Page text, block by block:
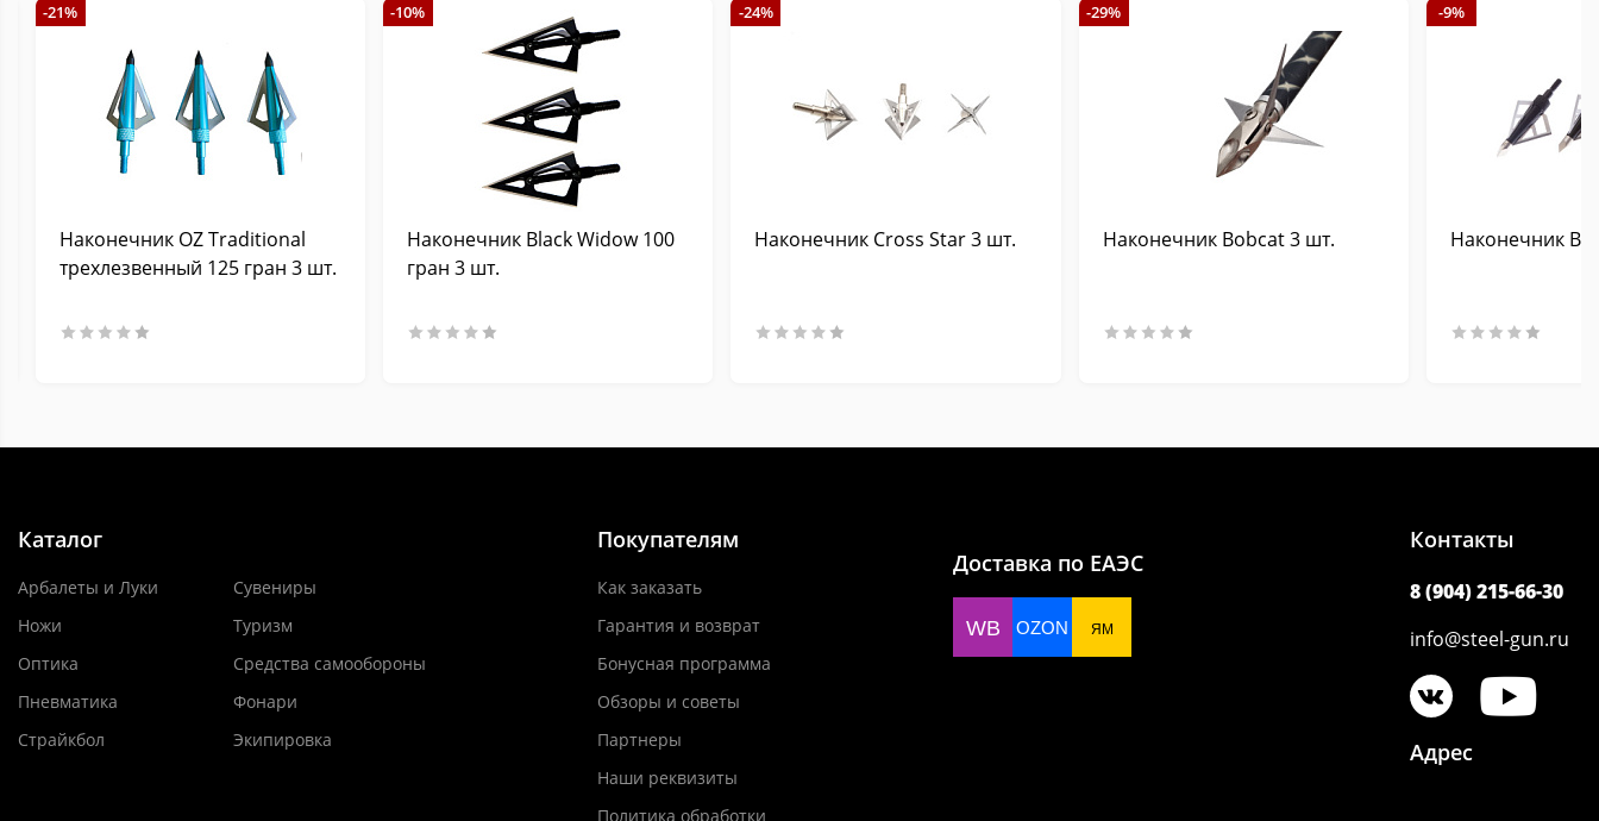
-21%
Наконечник OZ Traditional
трехлезвенный 125 гран 3 шт.
-10%
Наконечник Black Widow 100
гран 3 шт.
-24%
Наконечник Cross Star 3 шт.
-29%
Наконечник Bobcat 3 шт.
-9%
Наконечник
Каталог
Арбалеты и Луки
Ножи
Оптика
Пневматика
Страйкбол
Сувениры
Туризм
Средства самообороны
Фонари
Экипировка
Покупателям
Как заказать
Гарантия и возврат
Бонусная программа
Обзоры и советы
Партнеры
Наши реквизиты
Политика обработки
Доставка по ЕАЭС
WB OZON ЯМ
Контакты
8 (904) 215-66-30
info@steel-gun.ru
Адрес